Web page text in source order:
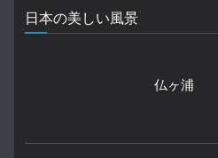
日本の美しい風景
仏ヶ浦